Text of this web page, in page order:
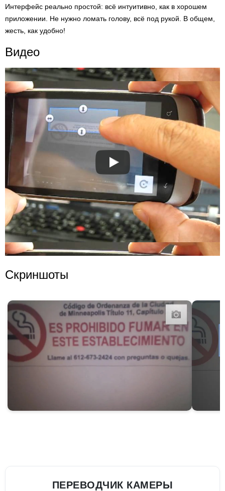
Интерфейс реально простой: всё интуитивно, как в хорошем
приложении. Не нужно ломать голову, всё под рукой. В общем,
жесть, как удобно!
Видео
Скриншоты
ПЕРЕВОДЧИК КАМЕРЫ